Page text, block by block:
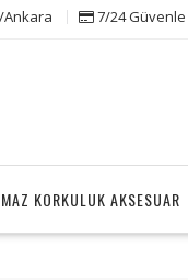
Ankara 7/24 Güvenle
KORKULUK AKSESUAR